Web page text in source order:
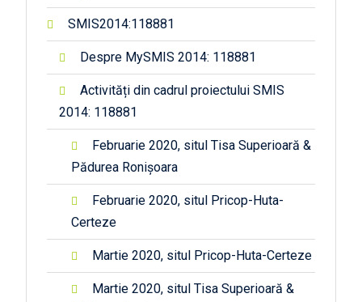
SMIS2014:118881
Despre MySMIS 2014: 118881
Activități din cadrul proiectului SMIS
2014: 118881
Februarie 2020, situl Tisa Superioară &
Pădurea Ronișoara
Februarie 2020, situl Pricop-Huta-
Certeze
Martie 2020, situl Pricop-Huta-Certeze
Martie 2020, situl Tisa Superioară &